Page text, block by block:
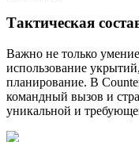
Тактическая
Важно не только
использование
планирование. В
командный вызов и
уникальной и